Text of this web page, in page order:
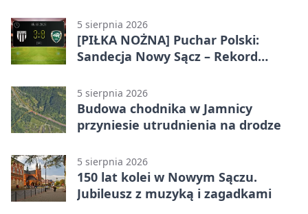
5 sierpnia 2026
[PIŁKA NOŻNA] Puchar Polski:
Sandecja Nowy Sącz – Rekord
5 sierpnia 2026
Budowa chodnika w Jamnicy
przyniesie utrudnienia na drodze
5 sierpnia 2026
150 lat kolei w Nowym Sączu.
Jubileusz z muzyką i zagadkami